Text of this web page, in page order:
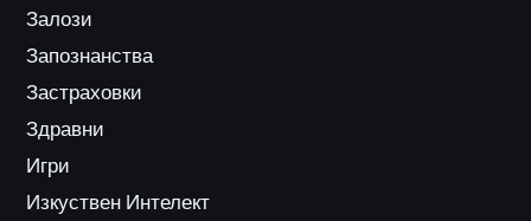
Залози
Запознанства
Застраховки
Здравни
Игри
Изкуствен Интелект